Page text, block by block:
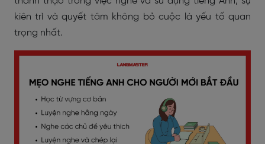
kiên trì và quyết tâm không bỏ cuộc là yếu tố quan
trọng nhất.